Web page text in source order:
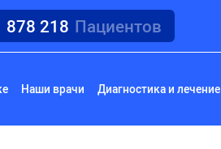
878 218 Пациентов
Наши врачи Диагностика и лечение